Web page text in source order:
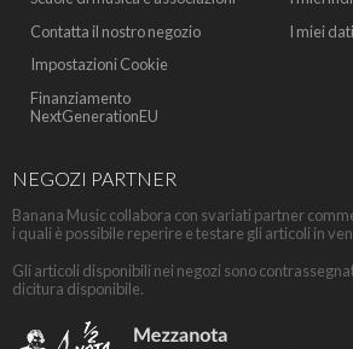
Contatta il nostro negozio
Impostazioni Cookie
Finanziamento
NextGenerationEU
I miei
NEGOZI PARTNER
Banana Music collabora con svariati partner
i quali è possibile reperire e testare gli articoli in
Gli articoli disponibili nei negozi sono
dicitura disponibile.